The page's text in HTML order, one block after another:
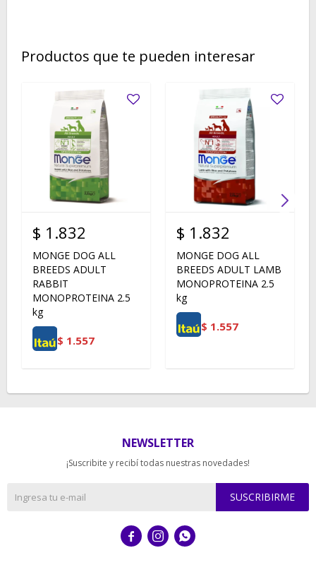
Productos que te pueden interesar
$ 1.832
MONGE DOG ALL
BREEDS ADULT
RABBIT
MONOPROTEINA 2.5
kg
$ 1.557
$ 1.832
MONGE DOG ALL
BREEDS ADULT LAMB
MONOPROTEINA 2.5
kg
$ 1.557
NEWSLETTER
¡Suscribite y recibí todas nuestras novedades!
SUSCRIBIRME
  